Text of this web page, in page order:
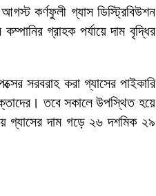
কর্ণফুলী গ্যাস ডিস্ট্রিবিউশন
গ্রাহক পর্যায়ে দাম বৃদ্ধির
সরবরাহ করা গ্যাসের পাইকারি
তবে সকালে উপস্থিত হয়ে
গ্যাসের দাম গড়ে ২৬ দশমিক ২৯